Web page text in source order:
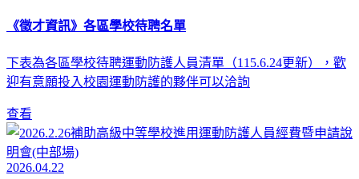
《徵才資訊》各區學校待聘名單
下表為各區學校待聘運動防護人員清單（115.6.24更新），歡
迎有意願投入校園運動防護的夥伴可以洽詢
查看
2026.04.22